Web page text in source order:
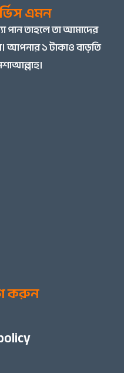
এমন
পান তাহলে তা আমাদের
আপনার ১ টাকাও বাড়তি
করুন